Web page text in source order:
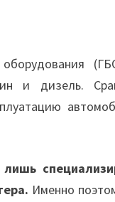
оборудования
и дизель.
лишь
Именно